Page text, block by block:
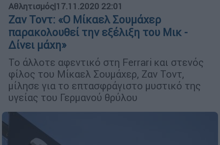
Αθλητισμός|17.11.2020 22:01
Ζαν Τοντ: «Ο Μίκαελ Σουμάχερ
παρακολουθεί την εξέλιξη του Μικ -
Δίνει μάχη»
Το άλλοτε αφεντικό στη Ferrari και στενός
φίλος του Μίκαελ Σουμάχερ, Ζαν Τοντ,
μίλησε για το επτασφράγιστο μυστικό της
υγείας του Γερμανού θρύλου